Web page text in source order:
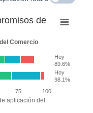
and categories.
aplicación del
de
Comercio
Hoy
89.6%
Hoy
98.1%
100
75